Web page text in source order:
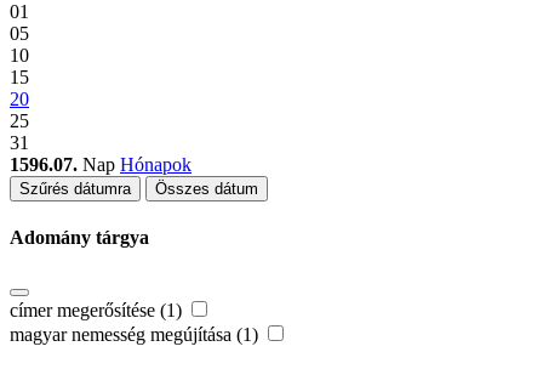
01
05
10
15
20
25
31
1596.07. Nap Hónapok
Szűrés dátumra Összes dátum
Adomány tárgya
címer megerősítése (1)
magyar nemesség megújítása (1)